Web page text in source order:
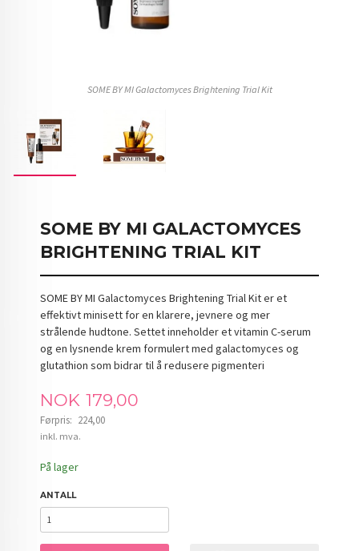
SOME BY MI Galactomyces Brightening Trial Kit
SOME BY MI GALACTOMYCES
BRIGHTENING TRIAL KIT
SOME BY MI Galactomyces Brightening Trial Kit er et
effektivt minisett for en klarere, jevnere og mer
strålende hudtone. Settet inneholder et vitamin C-serum
og en lysnende krem formulert med galactomyces og
glutathion som bidrar til å redusere pigmenteri
Tilbud
NOK 179,00
Førpris: 224,00
Rabatt
inkl. mva.
På lager
ANTALL